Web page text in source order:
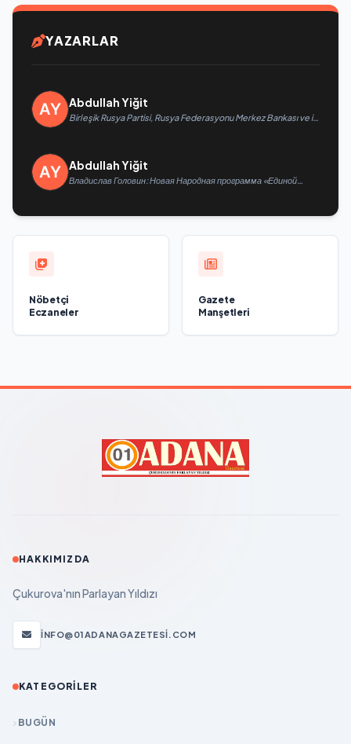
YAZARLAR
Abdullah Yiğit
Birleşik Rusya Partisi, Rusya Federasyonu Merkez Bankası ve iş
Abdullah Yiğit
Владислав Головин: Новая Народная программа «Единой
Nöbetçi
Eczaneler
Gazete
Manşetleri
HAKKIMIZDA
Çukurova'nın Parlayan Yıldızı
INFO@01ADANAGAZETESI.COM
KATEGORILER
BUGÜN